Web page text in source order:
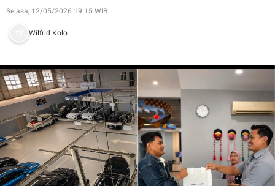
Selasa, 12/05/2026 19:15 WIB
Wilfrid Kolo